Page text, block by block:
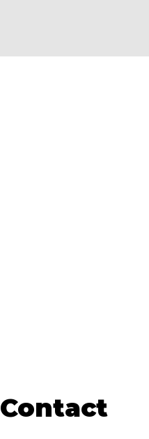
Contact